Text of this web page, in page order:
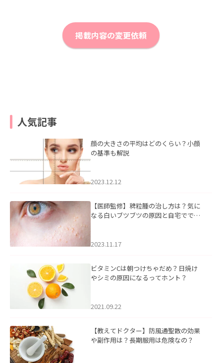
掲載内容の変更依頼
人気記事
顔の大きさの平均はどのくらい？小顔
の基準も解説
2023.12.12
【医師監修】稗粒腫の治し方は？気に
なる白いブツブツの原因と自宅ででき
2023.11.17
ビタミンCは朝つけちゃだめ？日焼け
やシミの原因になるってホント？
2021.09.22
【教えてドクター】防風通聖散の効果
や副作用は？長期服用は危険なの？